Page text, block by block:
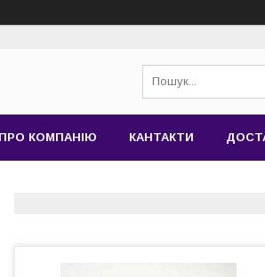
ПРО КОМПАНІЮ КАНТАКТИ